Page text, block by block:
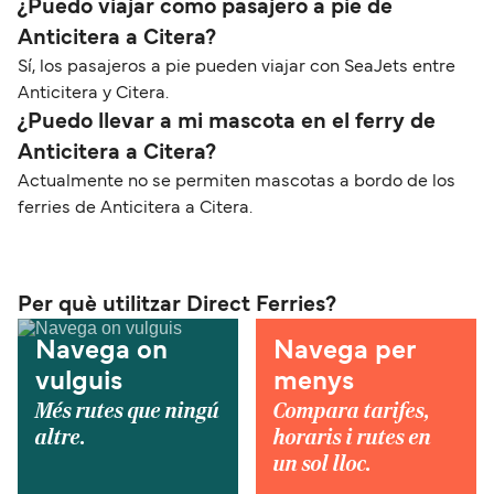
¿Puedo viajar como pasajero a pie de
Anticitera a Citera?
Sí, los pasajeros a pie pueden viajar con SeaJets entre
Anticitera y Citera.
¿Puedo llevar a mi mascota en el ferry de
Anticitera a Citera?
Actualmente no se permiten mascotas a bordo de los
ferries de Anticitera a Citera.
Per què utilitzar Direct Ferries?
Navega on
vulguis
Més rutes que ningú
altre.
Navega per
menys
Compara tarifes,
horaris i rutes en
un sol lloc.